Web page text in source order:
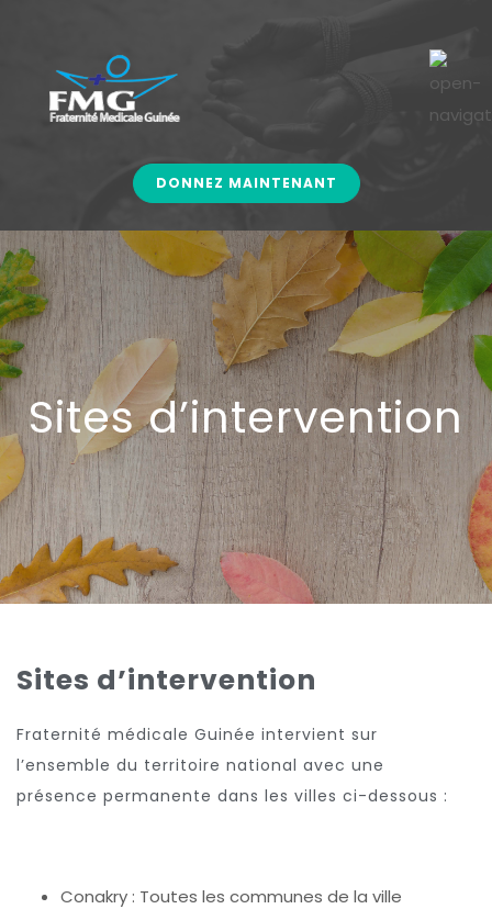
DONNEZ MAINTENANT
Sites d’intervention
Sites d’intervention
Fraternité médicale Guinée intervient sur
l’ensemble du territoire national avec une
présence permanente dans les villes ci-dessous :
Conakry : Toutes les communes de la ville